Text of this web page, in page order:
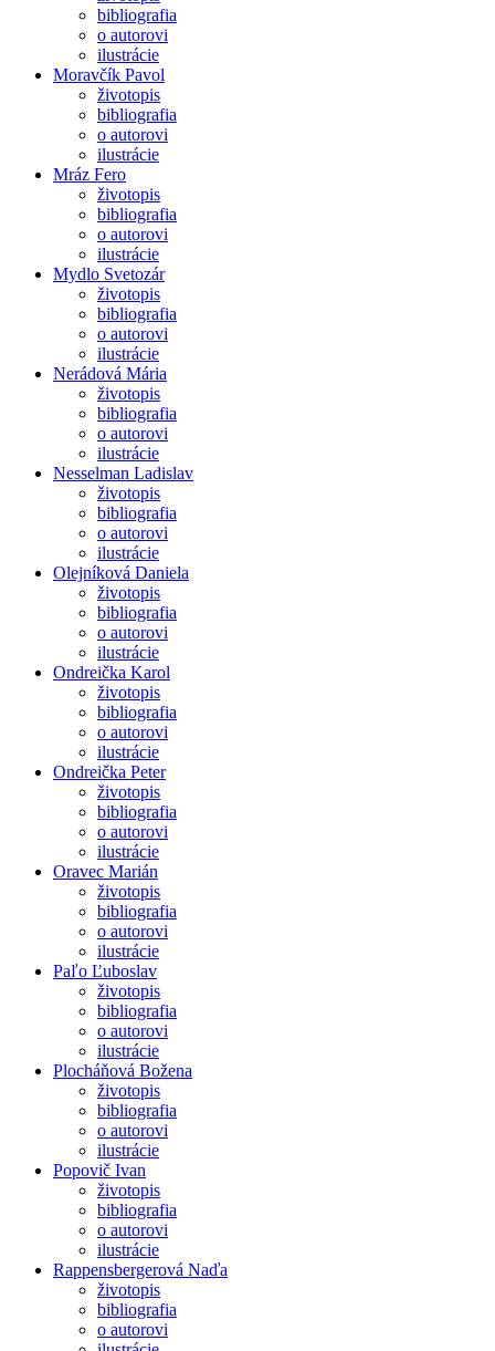
bibliografia
o autorovi
ilustrácie
Moravčík Pavol
životopis
bibliografia
o autorovi
ilustrácie
Mráz Fero
životopis
bibliografia
o autorovi
ilustrácie
Mydlo Svetozár
životopis
bibliografia
o autorovi
ilustrácie
Nerádová Mária
životopis
bibliografia
o autorovi
ilustrácie
Nesselman Ladislav
životopis
bibliografia
o autorovi
ilustrácie
Olejníková Daniela
životopis
bibliografia
o autorovi
ilustrácie
Ondreička Karol
životopis
bibliografia
o autorovi
ilustrácie
Ondreička Peter
životopis
bibliografia
o autorovi
ilustrácie
Oravec Marián
životopis
bibliografia
o autorovi
ilustrácie
Paľo Ľuboslav
životopis
bibliografia
o autorovi
ilustrácie
Plocháňová Božena
životopis
bibliografia
o autorovi
ilustrácie
Popovič Ivan
životopis
bibliografia
o autorovi
ilustrácie
Rappensbergerová Naďa
životopis
bibliografia
o autorovi